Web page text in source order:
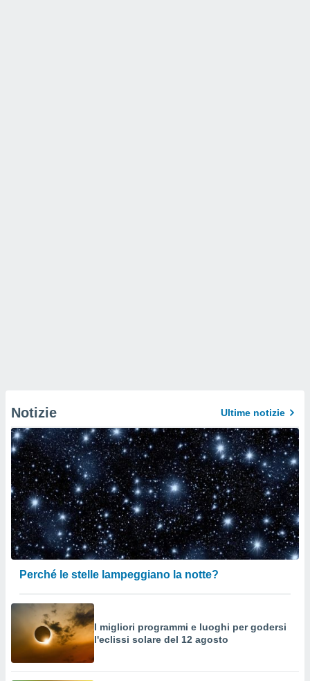
Notizie Ultime notizie
Perché le stelle lampeggiano la notte?
I migliori programmi e luoghi per godersi
l'eclissi solare del 12 agosto